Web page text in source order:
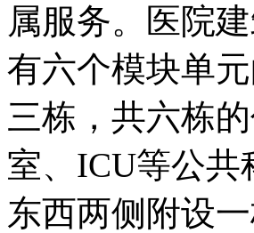
属服务。医院
有六个模块单
三栋，共六栋
室、ICU等公共
东西两侧附设